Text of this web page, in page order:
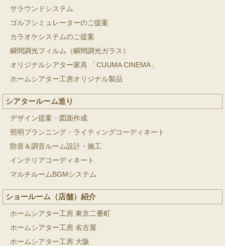
サラウンドシステム
ゴルフシミュレーターのご提案
カラオケシステムのご提案
瞬間調光フィルム（瞬間調光ガラス）
オリジナルシアター家具 「CUUMA CINEMA」
ホームシアター工房オリジナル製品
シアタールーム造り
デザイン提案・図面作成
照明プランニング・ライティングコーディネート
防音＆調音ルーム設計・施工
インテリアコーディネート
マルチルームBGMシステム
ショールーム（店舗）紹介
ホームシアター工房 東京二番町
ホームシアター工房 名古屋
ホームシアター工房 大阪